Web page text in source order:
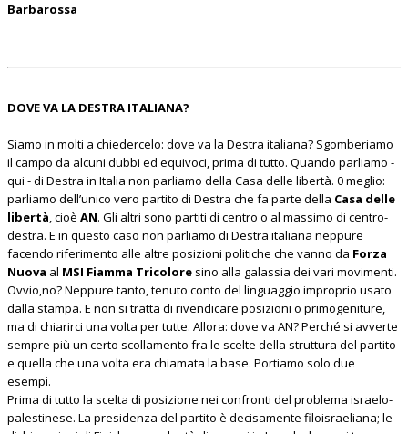
Barbarossa
DOVE VA LA DESTRA ITALIANA?
Siamo in molti a chiedercelo: dove va la Destra italiana? Sgomberiamo
il campo da alcuni dubbi ed equivoci, prima di tutto. Quando parliamo -
qui - di Destra in Italia non parliamo della Casa delle libertà. 0 meglio:
parliamo dell’unico vero partito di Destra che fa parte della Casa delle
libertà, cioè AN. Gli altri sono partiti di centro o al massimo di centro-
destra. E in questo caso non parliamo di Destra italiana neppure
facendo riferimento alle altre posizioni politiche che vanno da Forza
Nuova al MSI Fiamma Tricolore sino alla galassia dei vari movimenti.
Ovvio,no? Neppure tanto, tenuto conto del linguaggio improprio usato
dalla stampa. E non si tratta di rivendicare posizioni o primogeniture,
ma di chiarirci una volta per tutte. Allora: dove va AN? Perché si avverte
sempre più un certo scollamento fra le scelte della struttura del partito
e quella che una volta era chiamata la base. Portiamo solo due
esempi.
Prima di tutto la scelta di posizione nei confronti del problema israelo-
palestinese. La presidenza del partito è decisamente filoisraeliana; le